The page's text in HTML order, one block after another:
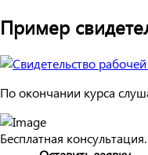
Пример
По окончании курса
Бесплатная